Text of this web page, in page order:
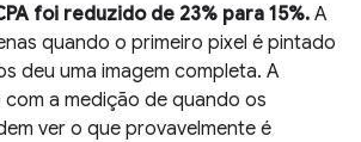
foi reduzido de 23% para 15%.A
quando o primeiro pixel é pintado
deu uma imagem completa. A
a medição de quando os
ver o que provavelmente é